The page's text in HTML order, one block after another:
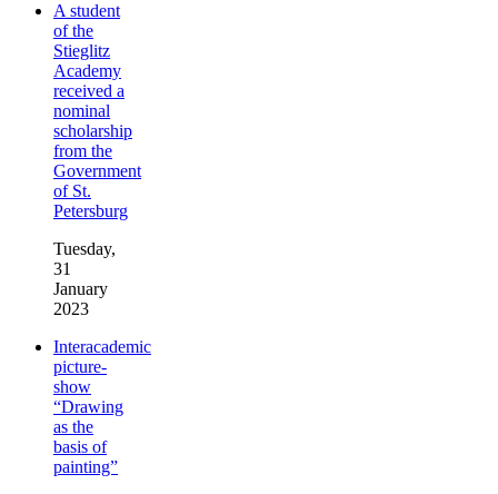
A student
of the
Stieglitz
Academy
received a
nominal
scholarship
from the
Government
of St.
Petersburg
Tuesday,
31
January
2023
Interacademic
picture-
show
“Drawing
as the
basis of
painting”